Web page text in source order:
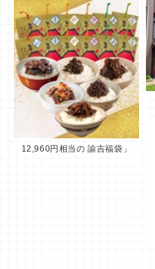
12,960円相当の 諭吉福袋」